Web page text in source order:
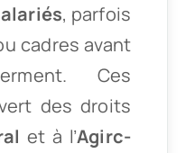
, parfois
cadres avant
Ces
des droits
et à l’Agirc-